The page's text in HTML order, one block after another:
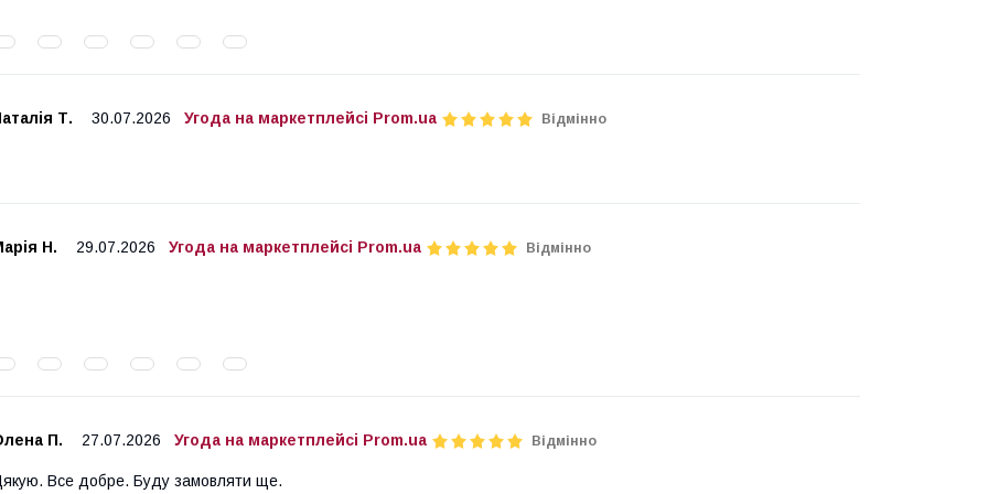
Т. 30.07.2026 Угода на маркетплейсі Prom.ua Відмінно
Н. 29.07.2026 Угода на маркетплейсі Prom.ua Відмінно
П. 27.07.2026 Угода на маркетплейсі Prom.ua Відмінно
Все добре. Буду замовляти ще.